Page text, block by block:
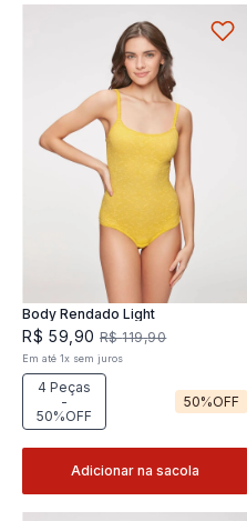
Body Rendado Light
R$ 59 90 R$ 119,90
Em até1x sem juros
4 Peças
-
50%OFF
50%OFF
Adicionar na sacola